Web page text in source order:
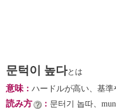
문턱이 높다とは
意味： ハードルが高い、基
読み方 ： 문터기 놉따、